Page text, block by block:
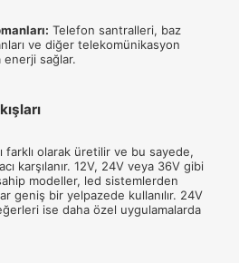
Telefon santralleri, baz
ve diğer telekomünikasyon
enerji sağlar.
farklı olarak üretilir ve bu sayede,
karşılanır. 12V, 24V veya 36V gibi
modeller, led sistemlerden
geniş bir yelpazede kullanılır. 24V
ise daha özel uygulamalarda